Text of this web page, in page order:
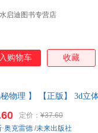
启迪图书专营店
购物车 收藏
秘物理 】 【正版】 3d立
】
定价： ¥37.60
奥克雷德 /未来出版社